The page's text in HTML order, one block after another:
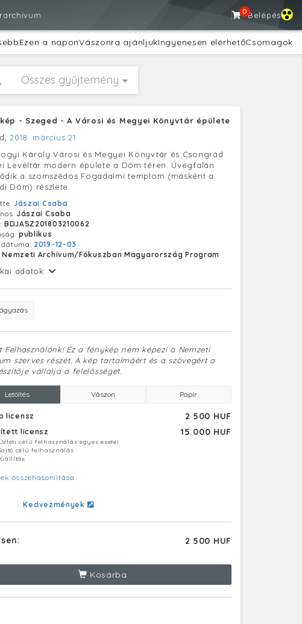
0Belépés
Ezen a naponVászonra ajánljukIngyenesen elérhetőCsomagok
Összes gyűjtemény
- Szeged - A Városi és Megyei Könyvtár épülete
2018. március 21.
Károly Városi és Megyei Könyvtár és Csongrád
Levéltár modern épülete a Dóm téren. Üvegfalán
a szomszédos Fogadalmi templom (másként a
Dóm) részlete.
Jászai Csaba
Jászai Csaba
BDJASZ201803210062
publikus
2019-12-03
Nemzeti Archívum/Fókuszban Magyarország Program
adatok:
Felhasználónk! Ez a fénykép nem képezi a Nemzeti
szerves részét. A kép tartalmáért és a szövegért a
vállalja a felelősséget.
Letöltés Vászon Papír
licensz 2 500 HUF
licensz 15 000 HUF
célú felhasználás egyes esetei
célú felhasználás
összehasonlítása
Kedvezmények
2 500 HUF
Kosárba